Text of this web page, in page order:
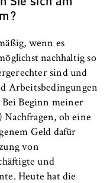
nachhaltig so
sind und
Arbeitsbedingungen
Bei Beginn meiner
ob eine
Geld dafür
von
und
Heute hat die